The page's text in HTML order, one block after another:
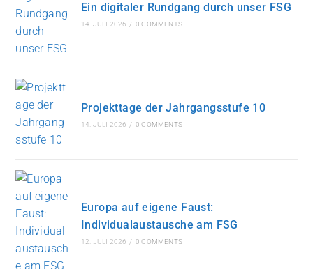
Ein digitaler Rundgang durch unser FSG
14. JULI 2026 / 0 COMMENTS
Projekttage der Jahrgangsstufe 10
14. JULI 2026 / 0 COMMENTS
Europa auf eigene Faust:
Individualaustausche am FSG
12. JULI 2026 / 0 COMMENTS